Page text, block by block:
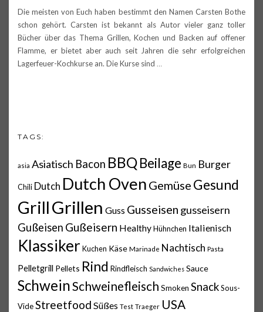
Die meisten von Euch haben bestimmt den Namen Carsten Bothe
schon gehört. Carsten ist bekannt als Autor vieler ganz toller
Bücher über das Thema Grillen, Kochen und Backen auf offener
Flamme, er bietet aber auch seit Jahren die sehr erfolgreichen
Lagerfeuer-Kochkurse an. Die Kurse sind …
TAGS:
asia Asiatisch Bacon BBQBeilage Bun Burger
Chili Dutch Dutch Oven Gemüse Gesund
GrillGrillen Guss Gusseisen gusseisern
Gußeisen Gußeisern HealthyHühnchen Italienisch
Klassiker Kuchen Käse Marinade Nachtisch Pasta
Pelletgrill Pellets Rind Rindfleisch Sandwiches Sauce
SchweinSchweinefleisch Smoken SnackSous-
VideStreetfood Süßes Test Traeger USA